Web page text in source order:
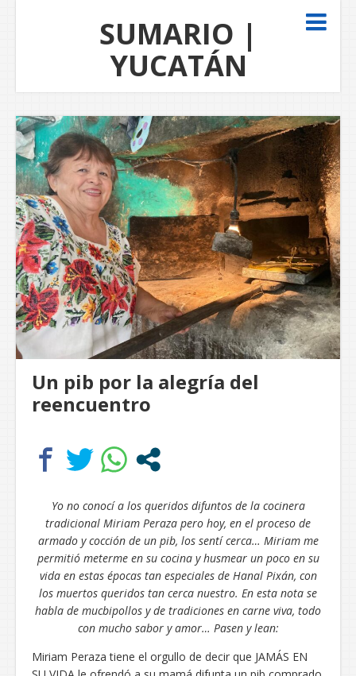
SUMARIO |
YUCATÁN
Un pib por la alegría del
reencuentro
Yo no conocí a los queridos difuntos de la cocinera
tradicional Miriam Peraza pero hoy, en el proceso de
armado y cocción de un pib, los sentí cerca… Miriam me
permitió meterme en su cocina y husmear un poco en su
vida en estas épocas tan especiales de Hanal Pixán, con
los muertos queridos tan cerca nuestro. En esta nota se
habla de mucbipollos y de tradiciones en carne viva, todo
con mucho sabor y amor… Pasen y lean:
Miriam Peraza tiene el orgullo de decir que JAMÁS EN